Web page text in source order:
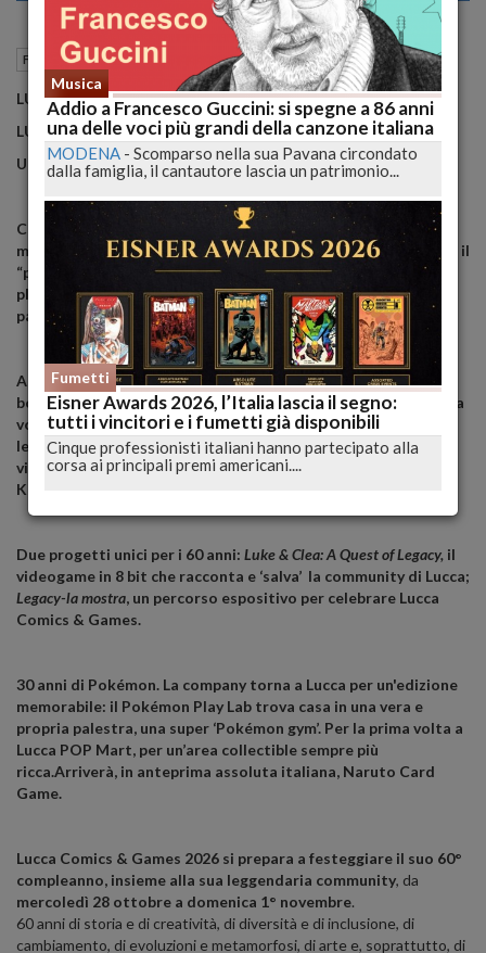
Fumetti Lucca (LU) 23 Giugno 2026 13:43
LUCCA60: LEGACY
LUCCA COMICS & GAMES,
UN’EREDITÀ CHE ALIMENTA IL FUTURO
Claudio Castellini firma il poster per i 60 anni della
manifestazione, Legacy il claim di questo 2026. Dalle sue mani il
“passaggio di matita” a Louise Stéphant, 10 anni e già
pluripremiata in Francia: la nuova generazione che eredita il
patrimonio di storie e sogni di Lucca Comics & Games.
Arrivano a Lucca la leggenda Go Nagai, il re del fumetto hard-
boiledFrank Miller, l’architetto di mondi Jonathan Hickman, la
voce della generazione Z Tillie Walden,l’autore di saghe
leggendarie Tōru Fujisawa,l’iconico Yoshinori Kitase, il
visionario Hideki Kamiya, la maestra di colonne sonore Y
Kanno e moltissimi altri e altre.
Due progetti unici per i 60 anni: Luke & Clea: A Quest of Legacy, il
videogame in 8 bit che racconta e ‘salva’ la community di Lucca;
Legacy-la mostra, un percorso espositivo per celebrare Lucca
Comics & Games.
30 anni di Pokémon. La company torna a Lucca per un'edizione
memorabile: il Pokémon Play Lab trova casa in una vera e
propria palestra, una super ‘Pokémon gym’. Per la prima volta a
Lucca POP Mart, per un’area collectible sempre più
ricca.Arriverà, in anteprima assoluta italiana, Naruto Card
Game.
Lucca Comics & Games 2026 si prepara a festeggiare il suo 60°
compleanno, insieme alla sua leggendaria community, da
mercoledì 28 ottobre a domenica 1° novembre.
60 anni di storia e di creatività, di diversità e di inclusione, di
cambiamento, di evoluzioni e metamorfosi, di arte e, soprattutto, di
Musica
Addio a Francesco Guccini: si spegne a 86 anni
una delle voci più grandi della canzone italiana
MODENA - Scomparso nella sua Pavana circondato
dalla famiglia, il cantautore lascia un patrimonio...
Fumetti
Eisner Awards 2026, l’Italia lascia il segno:
tutti i vincitori e i fumetti già disponibili
Cinque professionisti italiani hanno partecipato alla
corsa ai principali premi americani....